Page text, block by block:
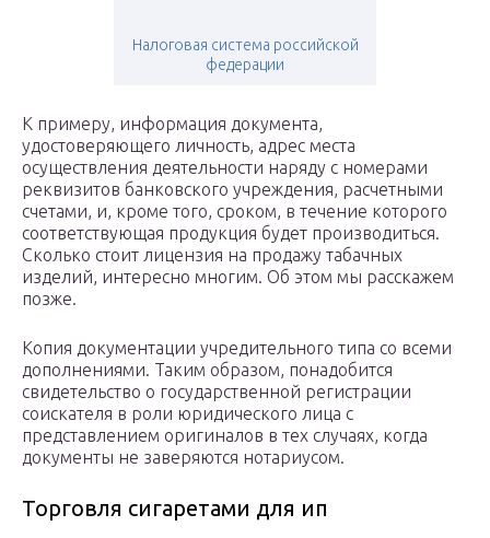
Налоговая система российской
федерации
К примеру, информация документа,
удостоверяющего личность, адрес места
осуществления деятельности наряду с номерами
реквизитов банковского учреждения, расчетными
счетами, и, кроме того, сроком, в течение которого
соответствующая продукция будет производиться.
Сколько стоит лицензия на продажу табачных
изделий, интересно многим. Об этом мы расскажем
позже.
Копия документации учредительного типа со всеми
дополнениями. Таким образом, понадобится
свидетельство о государственной регистрации
соискателя в роли юридического лица с
представлением оригиналов в тех случаях, когда
документы не заверяются нотариусом.
Торговля сигаретами для ип